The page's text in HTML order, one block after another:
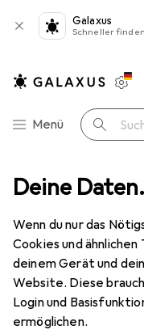
Deine
Wenn du nur das
Cookies und
deinem Gerät und
Website. Diese
Login und
ermöglichen.
Galaxus
Schneller
Navigation nach
Menü Suche
Netzwerkkamera
HikvisionDS-
(C)(BLAC
3840 x 2160 Pixels